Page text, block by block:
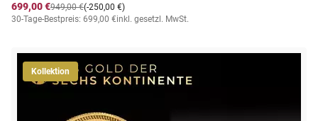
699,00 €
(-250,00 €)
949,00 €
30-Tage-Bestpreis: 699,00 €inkl. gesetzl. MwSt.
Kollektion